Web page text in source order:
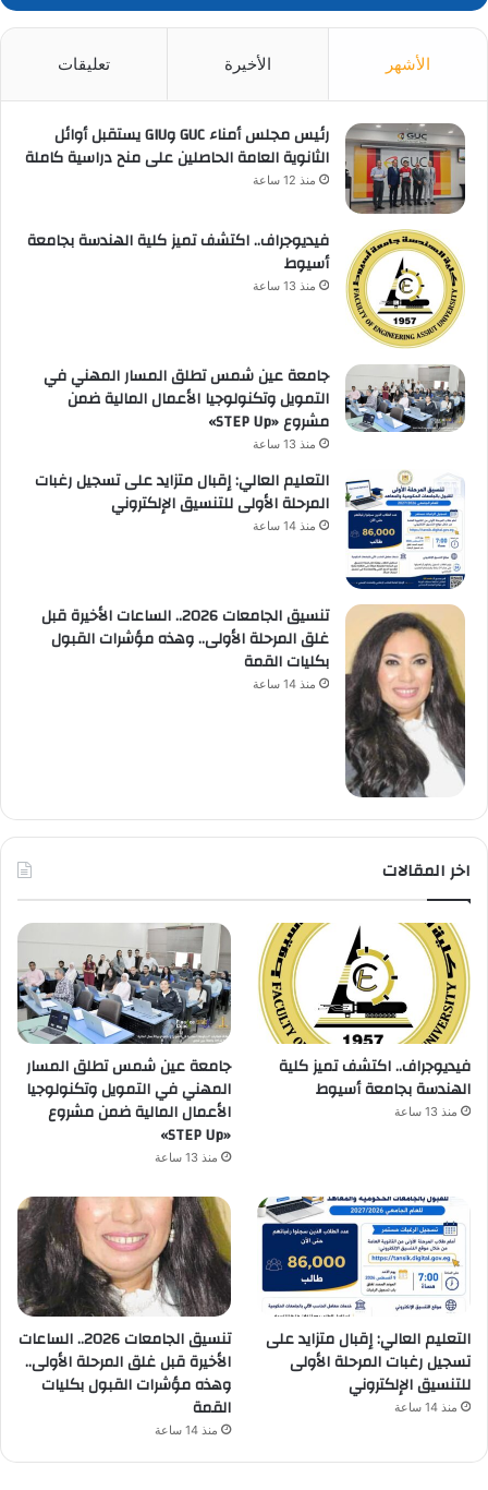
الأشهر الأخيرة تعليقات
رئيس مجلس أمناء GUC وGIU يستقبل أوائل
الثانوية العامة الحاصلين على منح دراسية كاملة
منذ 12 ساعة
فيديوجراف.. اكتشف تميز كلية الهندسة بجامعة
أسيوط
منذ 13 ساعة
جامعة عين شمس تطلق المسار المهني في
التمويل وتكنولوجيا الأعمال المالية ضمن
مشروع «STEP Up»
منذ 13 ساعة
التعليم العالي: إقبال متزايد على تسجيل رغبات
المرحلة الأولى للتنسيق الإلكتروني
منذ 14 ساعة
تنسيق الجامعات 2026.. الساعات الأخيرة قبل
غلق المرحلة الأولى.. وهذه مؤشرات القبول
بكليات القمة
منذ 14 ساعة
اخر المقالات
فيديوجراف.. اكتشف تميز كلية
الهندسة بجامعة أسيوط
منذ 13 ساعة
جامعة عين شمس تطلق المسار
المهني في التمويل وتكنولوجيا
الأعمال المالية ضمن مشروع
«STEP Up»
منذ 13 ساعة
التعليم العالي: إقبال متزايد على
تسجيل رغبات المرحلة الأولى
للتنسيق الإلكتروني
منذ 14 ساعة
تنسيق الجامعات 2026.. الساعات
الأخيرة قبل غلق المرحلة الأولى..
وهذه مؤشرات القبول بكليات
القمة
منذ 14 ساعة